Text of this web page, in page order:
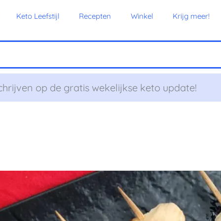
Keto Leefstijl Recepten Winkel Krijg meer!
op de gratis wekelijkse keto update!